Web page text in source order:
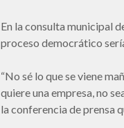
En la consulta municipal
proceso democrático
“No sé lo que se viene
quiere una empresa, no
la conferencia de prensa